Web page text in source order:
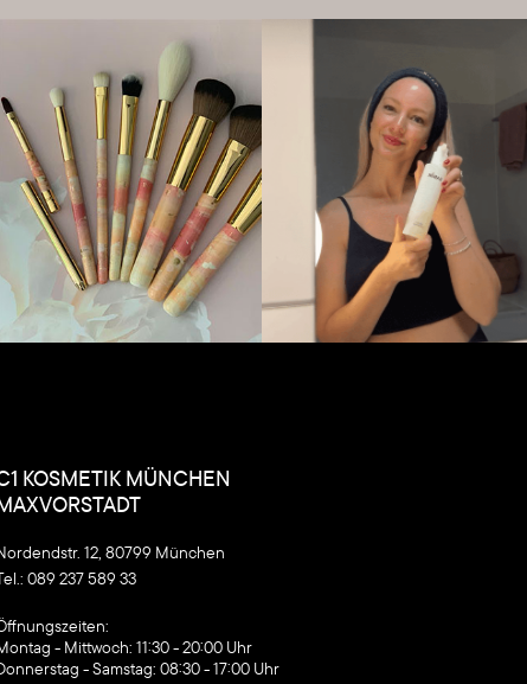
KOSMETIK MÜNCHEN
12, 80799 München
089 237 589 33
- Mittwoch: 11:30 - 20:00 Uhr
- Samstag: 08:30 - 17:00 Uhr
SEHR GUT